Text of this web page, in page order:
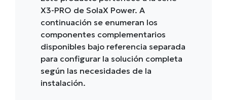
X3-PRO de SolaX Power. A
continuación se enumeran los
componentes complementarios
disponibles bajo referencia separada
para configurar la solución completa
según las necesidades de la
instalación.